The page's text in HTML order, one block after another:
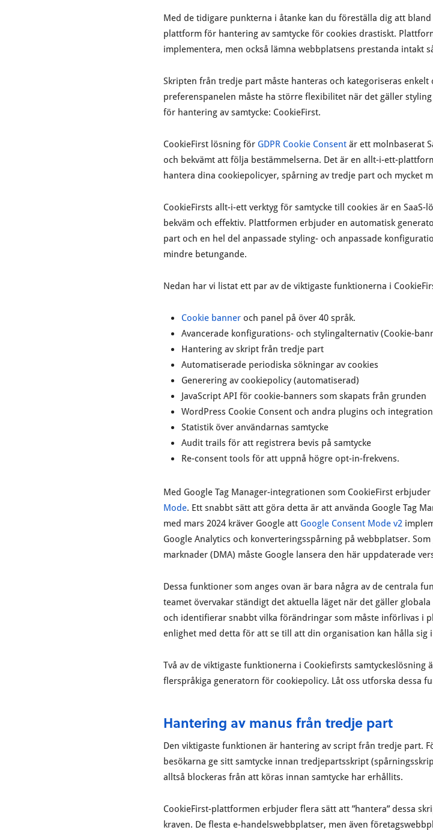
Med de tidigare punkterna i åtanke kan du föreställa dig att
plattform för hantering av samtycke för cookies drastiskt.
implementera, men också lämna webbplatsens prestanda intakt
Skripten från tredje part måste hanteras och kategoriseras
preferenspanelen måste ha större flexibilitet när det gäller
för hantering av samtycke: CookieFirst.
CookieFirst lösning för GDPR Cookie Consent är ett molnbaserat
och bekvämt att följa bestämmelserna. Det är en allt-i-ett-
hantera dina cookiepolicyer, spårning av tredje part och mycket
CookieFirsts allt-i-ett verktyg för samtycke till cookies är en
bekväm och effektiv. Plattformen erbjuder en automatisk
part och en hel del anpassade styling- och anpassade
mindre betungande.
Nedan har vi listat ett par av de viktigaste funktionerna i
Cookie banner och panel på över 40 språk.
Avancerade konfigurations- och stylingalternativ (Cookie-
Hantering av skript från tredje part
Automatiserade periodiska sökningar av cookies
Generering av cookiepolicy (automatiserad)
JavaScript API för cookie-banners som skapats från grunden
WordPress Cookie Consent och andra plugins och
Statistik över användarnas samtycke
Audit trails för att registrera bevis på samtycke
Re-consent tools för att uppnå högre opt-in-frekvens.
Med Google Tag Manager-integrationen som CookieFirst
Mode. Ett snabbt sätt att göra detta är att använda Google Tag
med mars 2024 kräver Google att Google Consent Mode v2
Google Analytics och konverteringsspårning på webbplatser.
marknader (DMA) måste Google lansera den här uppdaterade
Dessa funktioner som anges ovan är bara några av de centrala
teamet övervakar ständigt det aktuella läget när det gäller
och identifierar snabbt vilka förändringar som måste införlivas i
enlighet med detta för att se till att din organisation kan hålla sig
Två av de viktigaste funktionerna i Cookiefirsts
flerspråkiga generatorn för cookiepolicy. Låt oss utforska dessa
Hantering av manus från tredje part
Den viktigaste funktionen är hantering av script från tredje part.
besökarna ge sitt samtycke innan tredjepartsskript
alltså blockeras från att köras innan samtycke har erhållits.
CookieFirst-plattformen erbjuder flera sätt att ”hantera” dessa
kraven. De flesta e-handelswebbplatser, men även